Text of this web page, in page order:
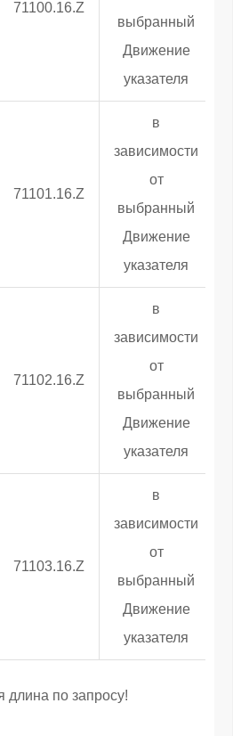
71100.16.Z
выбранный
Движение
указателя
71101.16.Z
в
зависимости
от
выбранный
Движение
указателя
71102.16.Z
в
зависимости
от
выбранный
Движение
указателя
71103.16.Z
в
зависимости
от
выбранный
Движение
указателя
длина по запросу!